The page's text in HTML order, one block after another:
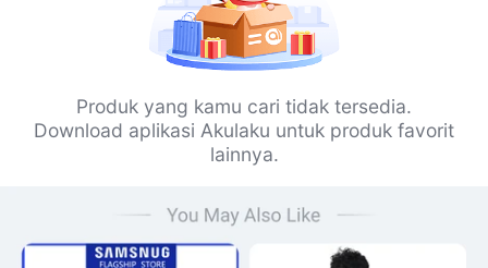
Produk yang kamu cari tidak tersedia.
Download aplikasi Akulaku untuk produk favorit
lainnya.